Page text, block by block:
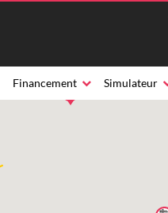
Financement Simulateur